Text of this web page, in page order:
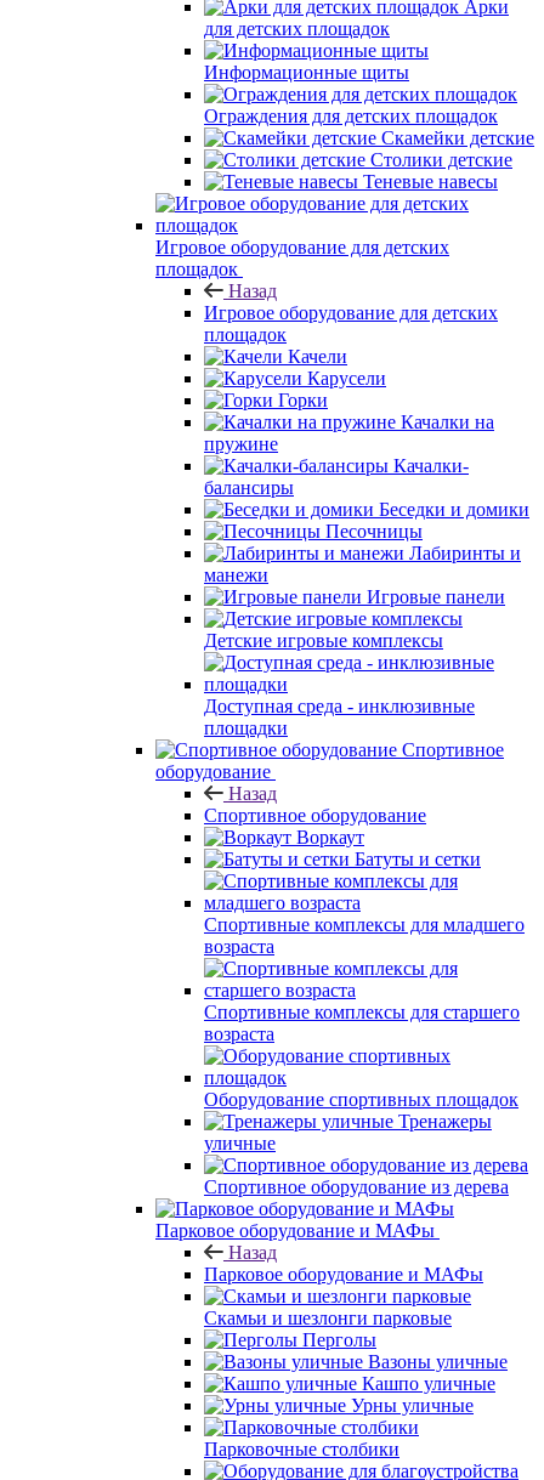
Арки
для детских площадок
Информационные щиты
Ограждения для детских площадок
Скамейки детские
Столики детские
Теневые навесы
Игровое оборудование для детских
площадок
Назад
Игровое оборудование для детских
площадок
Качели
Карусели
Горки
Качалки на
пружине
Качалки-
балансиры
Беседки и домики
Песочницы
Лабиринты и
манежи
Игровые панели
Детские игровые комплексы
Доступная среда - инклюзивные
площадки
Спортивное
оборудование
Назад
Спортивное оборудование
Воркаут
Батуты и сетки
Спортивные комплексы для младшего
возраста
Спортивные комплексы для старшего
возраста
Оборудование спортивных площадок
Тренажеры
уличные
Спортивное оборудование из дерева
Парковое оборудование и МАФы
Назад
Парковое оборудование и МАФы
Скамьи и шезлонги парковые
Перголы
Вазоны уличные
Кашпо уличные
Урны уличные
Парковочные столбики